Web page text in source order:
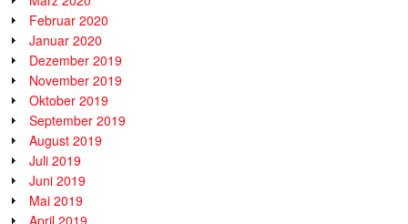
Februar 2020
Januar 2020
Dezember 2019
November 2019
Oktober 2019
September 2019
August 2019
Juli 2019
Juni 2019
Mai 2019